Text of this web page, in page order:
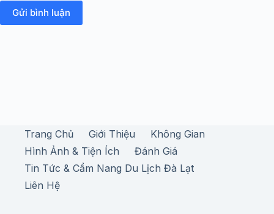
Gửi bình luận
Trang Chủ Giới Thiệu
Không Gian
Hình Ảnh & Tiện Ích
Đánh Giá
Tin Tức & Cẩm Nang Du Lịch Đà Lạt
Liên Hệ